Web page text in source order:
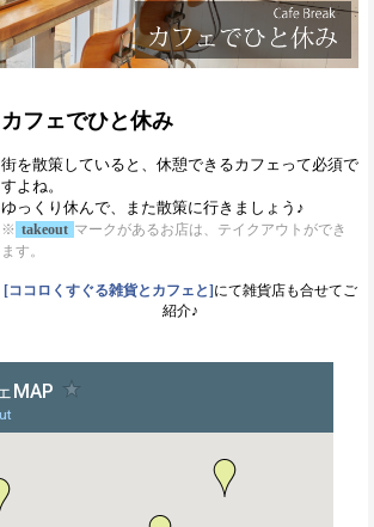
カフェでひと休み
街を散策していると、休憩できるカフェって必須で
すよね。
ゆっくり休んで、また散策に行きましょう♪
※ takeout マークがあるお店は、テイクアウトができ
ます。
[ココロくすぐる雑貨とカフェと]にて雑貨店も合せてご
紹介♪